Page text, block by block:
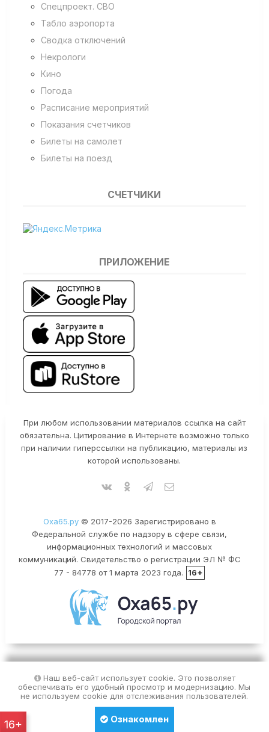
Спецпроект. СВО
Табло аэропорта
Сводка отключений
Некрологи
Кино
Погода
Расписание мероприятий
Показания счетчиков
Билеты на самолет
Билеты на поезд
СЧЕТЧИКИ
ПРИЛОЖЕНИЕ
При любом использовании материалов ссылка на сайт
обязательна. Цитирование в Интернете возможно только
при наличии гиперссылки на публикацию, материалы из
которой использованы.
Оха65.ру© 2017-2026 Зарегистрировано в
Федеральной службе по надзору в сфере связи,
информационных технологий и массовых
коммуникаций. Свидетельство о регистрации ЭЛ № ФС
77 - 84778 от 1 марта 2023 года.
16+
Наш веб-сайт использует cookie. Это позволяет
обеспечивать его удобный просмотр и модернизацию. Мы
не используем cookie для отслеживания пользователей.
Ознакомлен
16+